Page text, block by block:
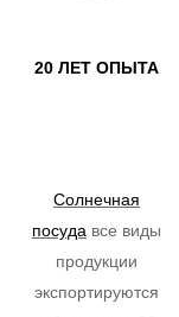
20 ЛЕТ ОПЫТА
Солнечная
посуда все виды
продукции
экспортируются